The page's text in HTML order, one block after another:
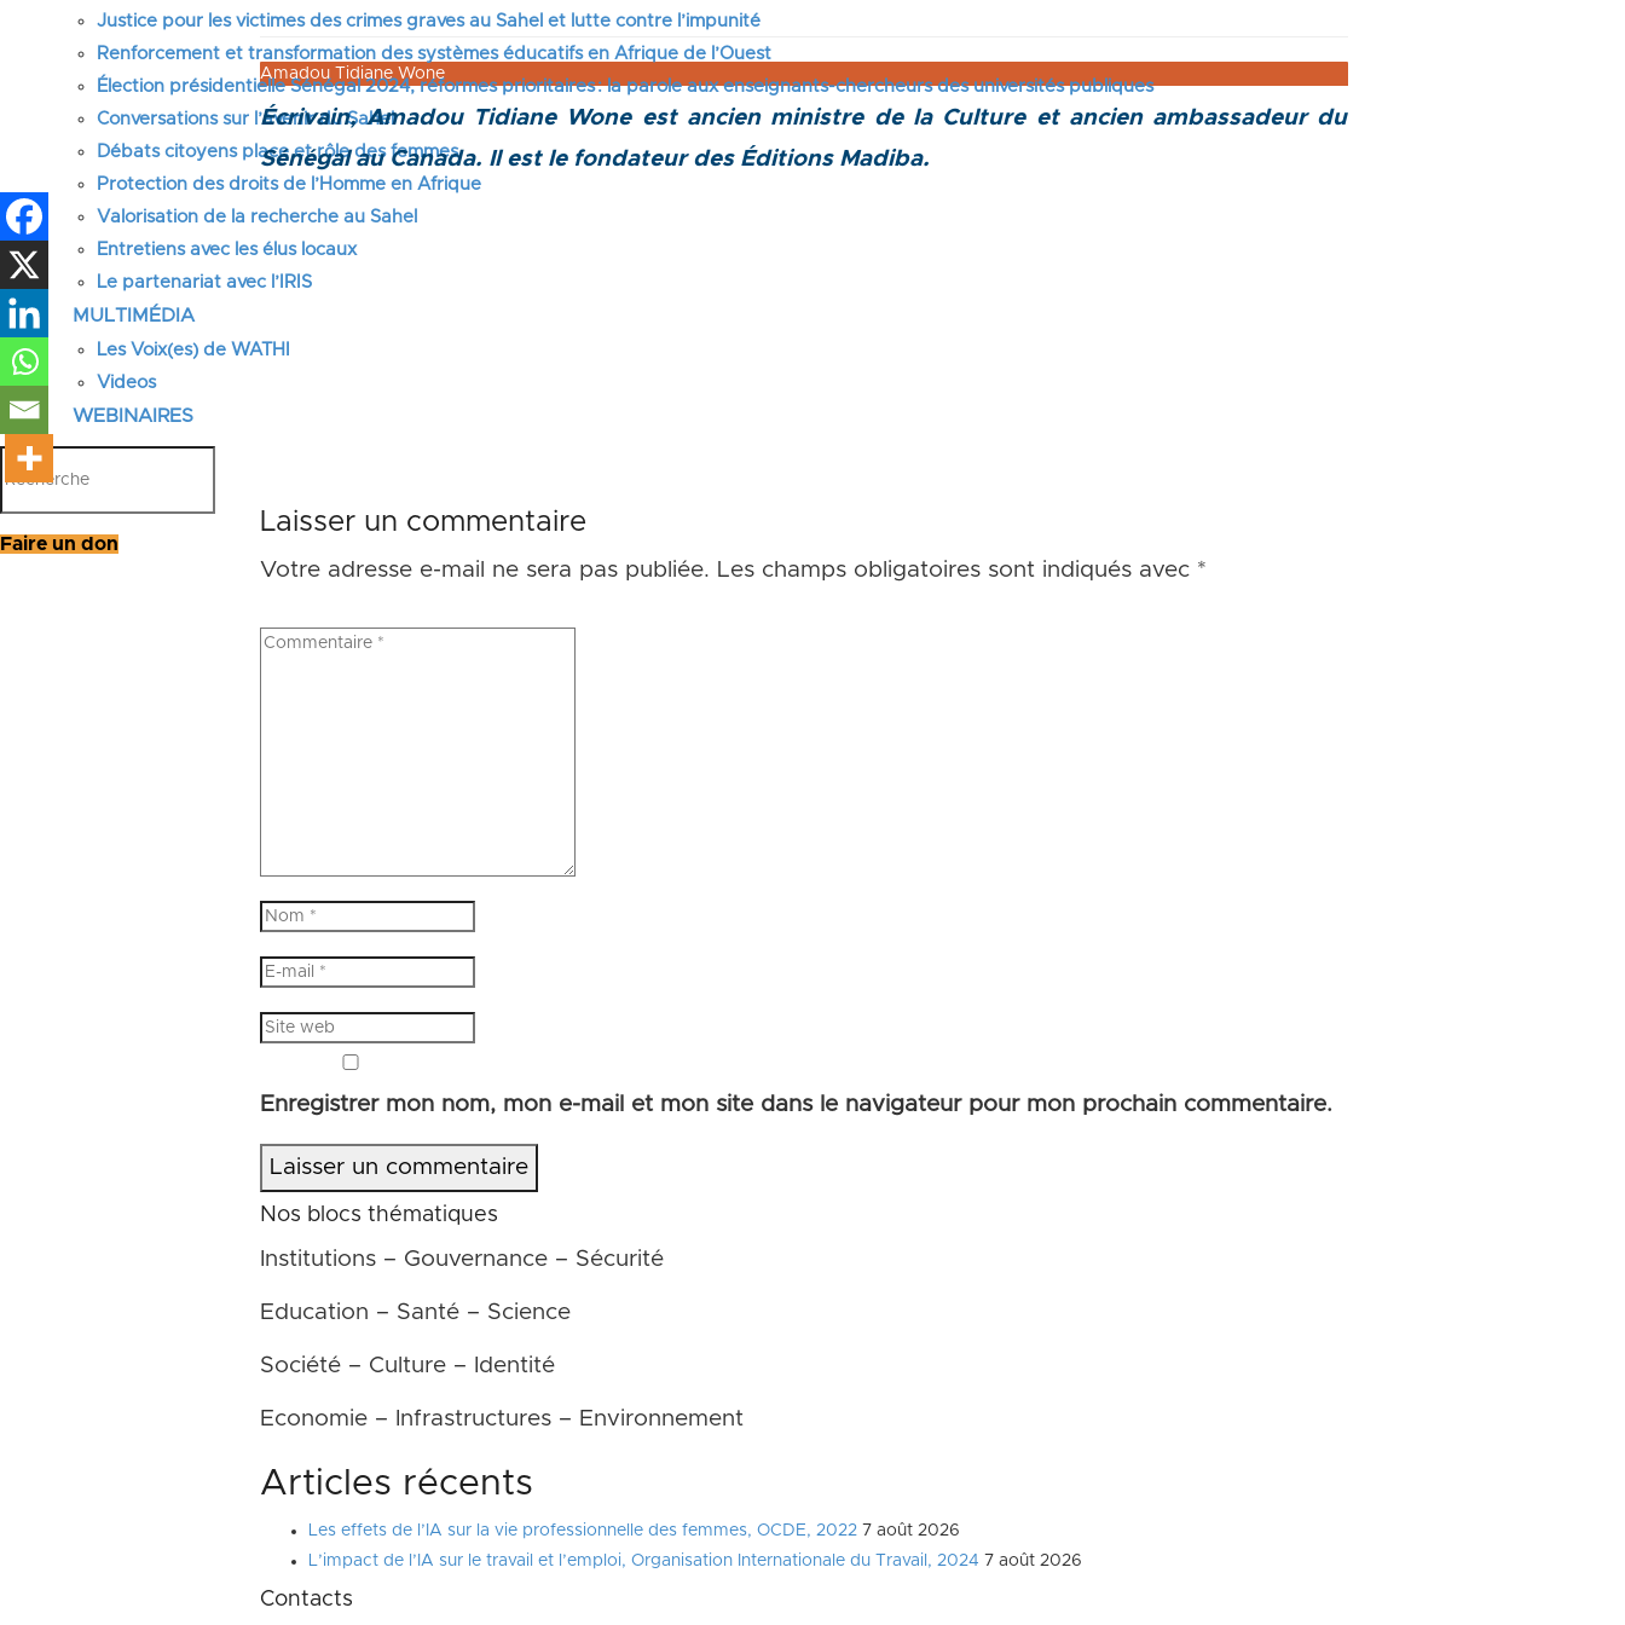
Justice pour les victimes des crimes graves au Sahel et lutte contre l’impunité
Renforcement et transformation des systèmes éducatifs en Afrique de l’Ouest
Élection présidentielle Sénégal 2024, réformes prioritaires : la parole aux enseignants-chercheurs des universités publiques
Conversations sur l’avenir du Sahel
Débats citoyens place et rôle des femmes
Protection des droits de l’Homme en Afrique
Valorisation de la recherche au Sahel
Entretiens avec les élus locaux
Le partenariat avec l’IRIS
MULTIMÉDIA
Les Voix(es) de WATHI
Videos
WEBINAIRES
Faire un don
Amadou Tidiane Wone
Écrivain, Amadou Tidiane Wone est ancien ministre de la Culture et ancien ambassadeur du
Sénégal au Canada. Il est le fondateur des Éditions Madiba.
Laisser un commentaire
Votre adresse e-mail ne sera pas publiée. Les champs obligatoires sont indiqués avec *
Enregistrer mon nom, mon e-mail et mon site dans le navigateur pour mon prochain commentaire.
Laisser un commentaire
Nos blocs thématiques
Institutions – Gouvernance – Sécurité
Education – Santé – Science
Société – Culture – Identité
Economie – Infrastructures – Environnement
Articles récents
Les effets de l’IA sur la vie professionnelle des femmes, OCDE, 2022 7 août 2026
L’impact de l’IA sur le travail et l’emploi, Organisation Internationale du Travail, 2024 7 août 2026
Contacts